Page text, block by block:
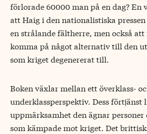
förlorade 60000 man på en dag? En
att Haig i den nationalistiska
en strålande fältherre, men också
komma på något alternativ till den
som kriget degenererat till.
Boken växlar mellan ett överklass-
underklassperspektiv. Dess förtjänst
uppmärksamhet den ägnar
som kämpade mot kriget. Det